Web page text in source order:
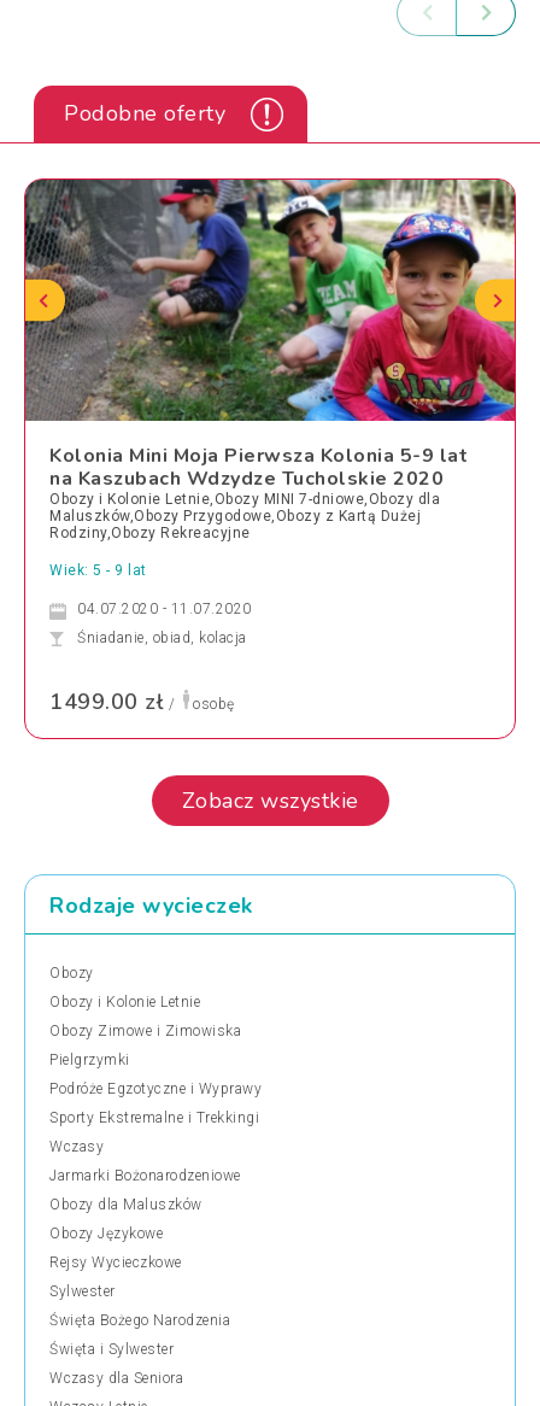
Podobne oferty
Kolonia Mini Moja Pierwsza Kolonia 5-9 lat
na Kaszubach Wdzydze Tucholskie 2020
Obozy i Kolonie Letnie,Obozy MINI 7-dniowe,Obozy dla
Maluszków,Obozy Przygodowe,Obozy z Kartą Dużej
Rodziny,Obozy Rekreacyjne
Wiek: 5 - 9 lat
04.07.2020 - 11.07.2020
Śniadanie, obiad, kolacja
1499.00 zł / osobę
Zobacz wszystkie
Rodzaje wycieczek
Obozy
Obozy i Kolonie Letnie
Obozy Zimowe i Zimowiska
Pielgrzymki
Podróże Egzotyczne i Wyprawy
Sporty Ekstremalne i Trekkingi
Wczasy
Jarmarki Bożonarodzeniowe
Obozy dla Maluszków
Obozy Językowe
Rejsy Wycieczkowe
Sylwester
Święta Bożego Narodzenia
Święta i Sylwester
Wczasy dla Seniora